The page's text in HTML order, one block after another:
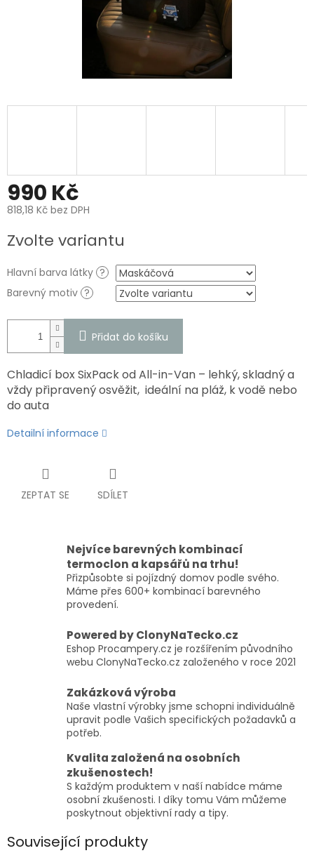
990 Kč
818,18 Kč bez DPH
cena:
Zvolte variantu
Hlavní barva látky ?
Barevný motiv ?
Přidat do košíku
Chladicí box SixPack od All-in-Van – lehký, skladný a
vždy připravený osvěžit, ideální na pláž, k vodě nebo
do auta
Detailní informace
ZEPTAT SE SDÍLET
Nejvíce barevných kombinací
termoclon a kapsářů na trhu!
Přizpůsobte si pojízdný domov podle svého.
Máme přes 600+ kombinací barevného
provedení.
Powered by ClonyNaTecko.cz
Eshop Procampery.cz je rozšířením původního
webu ClonyNaTecko.cz založeného v roce 2021
Zakázková výroba
Naše vlastní výrobky jsme schopni individuálně
upravit podle Vašich specifických požadavků a
potřeb.
Kvalita založená na osobních
zkušenostech!
S každým produktem v naší nabídce máme
osobní zkušenosti. I díky tomu Vám můžeme
poskytnout objektivní rady a tipy.
Související produkty